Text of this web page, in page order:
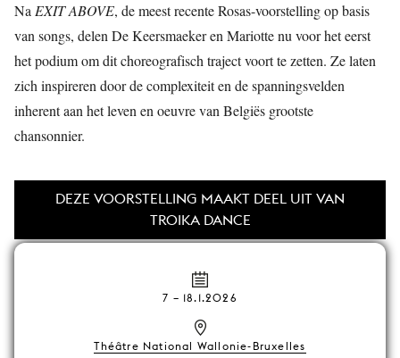
Na EXIT ABOVE, de meest recente Rosas-voorstelling op basis
van songs, delen De Keersmaeker en Mariotte nu voor het eerst
het podium om dit choreografisch traject voort te zetten. Ze laten
zich inspireren door de complexiteit en de spanningsvelden
inherent aan het leven en oeuvre van Belgiës grootste
chansonnier.
DEZE VOORSTELLING MAAKT DEEL UIT VAN
TROIKA DANCE
7 – 18.1.2026
Théâtre National Wallonie-Bruxelles